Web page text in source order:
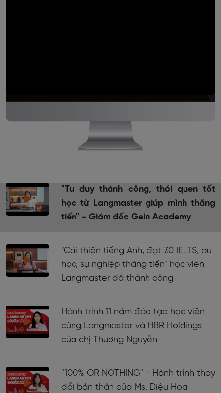
"Tư duy thành công, thói quen tốt
học từ Langmaster giúp mình thăng
tiến" - Giám đốc Gein Academy
"Cải thiện tiếng Anh, đạt 7.0 IELTS, du
học, sự nghiệp thăng tiến" học viên
Langmaster đã thành công
Hành trình 11 năm đào tạo học viên
cùng Langmaster và HBR Holdings
của chị Thương Nguyễn
"100% OR NOTHING" - Hành trình thay
đổi bản thân của Ms. Diệu Hoa